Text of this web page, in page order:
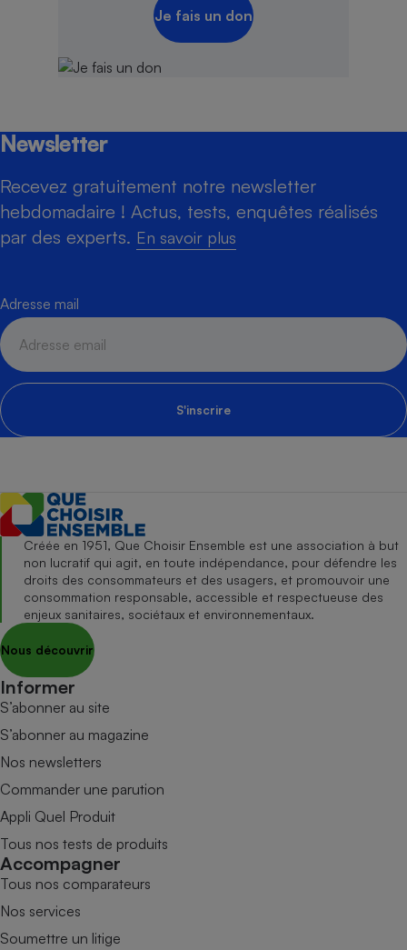
Je fais un don
Newsletter
Recevez gratuitement notre newsletter
hebdomadaire ! Actus, tests, enquêtes réalisés
par des experts. En savoir plus
Adresse mail
S'inscrire
Créée en 1951, Que Choisir Ensemble est une association à but
non lucratif qui agit, en toute indépendance, pour défendre les
droits des consommateurs et des usagers, et promouvoir une
consommation responsable, accessible et respectueuse des
enjeux sanitaires, sociétaux et environnementaux.
Nous découvrir
Informer
S’abonner au site
S’abonner au magazine
Nos newsletters
Commander une parution
Appli Quel Produit
Tous nos tests de produits
Accompagner
Tous nos comparateurs
Nos services
Soumettre un litige